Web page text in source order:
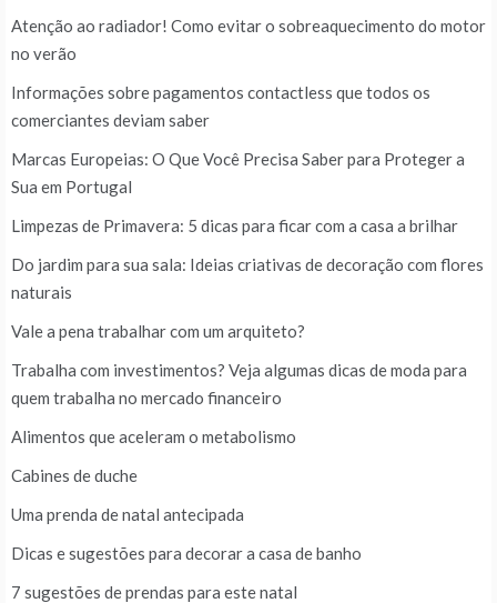
Atenção ao radiador! Como evitar o sobreaquecimento do motor
no verão
Informações sobre pagamentos contactless que todos os
comerciantes deviam saber
Marcas Europeias: O Que Você Precisa Saber para Proteger a
Sua em Portugal
Limpezas de Primavera: 5 dicas para ficar com a casa a brilhar
Do jardim para sua sala: Ideias criativas de decoração com flores
naturais
Vale a pena trabalhar com um arquiteto?
Trabalha com investimentos? Veja algumas dicas de moda para
quem trabalha no mercado financeiro
Alimentos que aceleram o metabolismo
Cabines de duche
Uma prenda de natal antecipada
Dicas e sugestões para decorar a casa de banho
7 sugestões de prendas para este natal